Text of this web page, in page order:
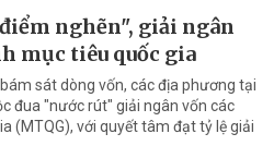
nghẽn", giải ngân
mục tiêu quốc gia
sát dòng vốn, các địa phương tại
đua "nước rút" giải ngân vốn các
(MTQG), với quyết tâm đạt tỷ lệ giải